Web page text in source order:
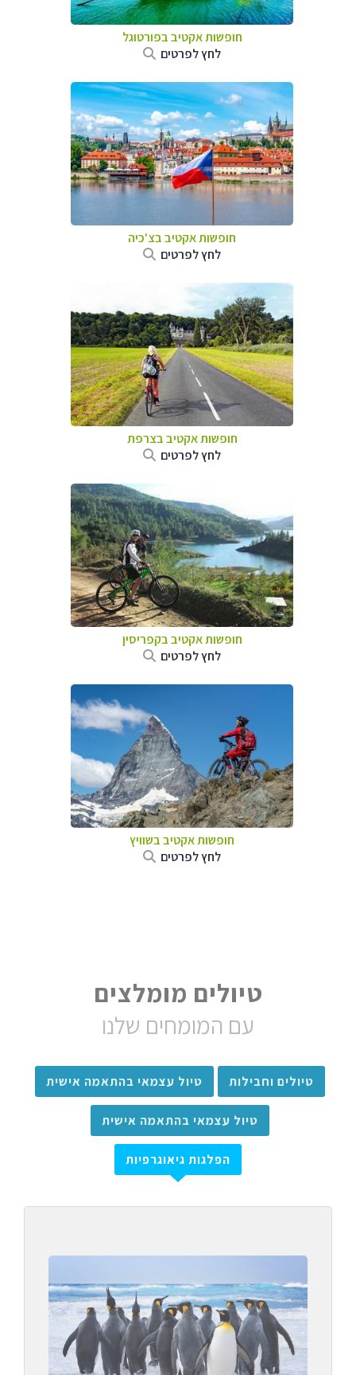
חופשות אקטיב בפורטוגל
לחץ לפרטים
חופשות אקטיב בצ'כיה
לחץ לפרטים
חופשות אקטיב בצרפת
לחץ לפרטים
חופשות אקטיב בקפריסין
לחץ לפרטים
חופשות אקטיב בשוויץ
לחץ לפרטים
טיולים מומלצים
עם המומחים שלנו
טיולים וחבילות טיול עצמאי בהתאמה אישית
טיול עצמאי בהתאמה אישית
הפלגות גיאוגרפיות